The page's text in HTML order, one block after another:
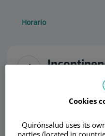
Horario
Un aspecto, dentro de
ginecología, que ha
cirugía pélvica
Cookies
Quirónsalud uses its
parties (located in